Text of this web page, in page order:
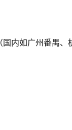
内如广州番禺、